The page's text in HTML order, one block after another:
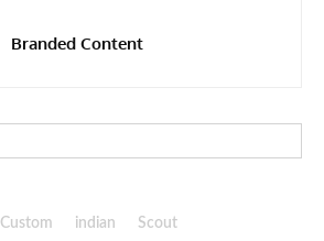
Branded Content
Custom indian Scout